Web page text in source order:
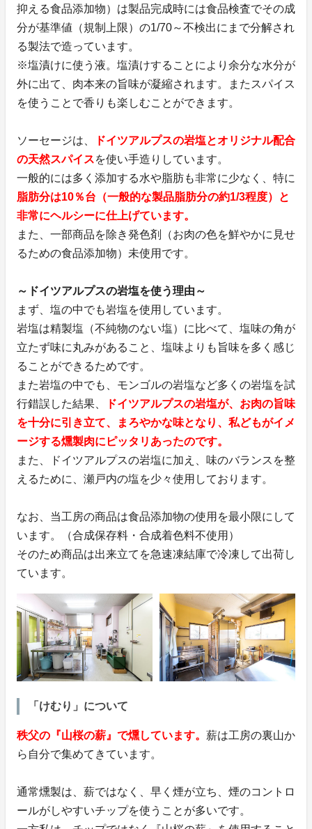
抑える食品添加物）は製品完成時には食品検査でその成
分が基準値（規制上限）の1/70～不検出にまで分解され
る製法で造っています。
※塩漬けに使う液。塩漬けすることにより余分な水分が
外に出て、肉本来の旨味が凝縮されます。またスパイス
を使うことで香りも楽しむことができます。
ソーセージは、
ドイツアルプスの岩塩とオリジナル配合
の天然スパイスを使い手造りしています。
一般的には多く添加する水や脂肪も非常に少なく、特に
脂肪分は10％台（一般的な製品脂肪分の約1/3程度）と
非常にヘルシーに仕上げています。
また、一部商品を除き発色剤（お肉の色を鮮やかに見せ
るための食品添加物）未使用です。
～ドイツアルプスの岩塩を使う理由～
まず、塩の中でも岩塩を使用しています。
岩塩は精製塩（不純物のない塩）に比べて、塩味の角が
立たず味に丸みがあること、塩味よりも旨味を多く感じ
ることができるためです。
また岩塩の中でも、モンゴルの岩塩など多くの岩塩を試
行錯誤した結果、
ドイツアルプスの岩塩が、お肉の旨味
を十分に引き立て、まろやかな味となり、私どもがイメ
ージする燻製肉にピッタリあったのです。
また、ドイツアルプスの岩塩に加え、味のバランスを整
えるために、瀬戸内の塩を少々使用しております。
なお、当工房の商品は食品添加物の使用を最小限にして
います。（合成保存料・合成着色料不使用）
そのため商品は出来立てを急速凍結庫で冷凍して出荷し
ています。
「けむり」について
秩父の『山桜の薪』で燻しています。 薪は工房の裏山か
ら自分で集めてきています。
通常燻製は、薪ではなく、早く煙が立ち、煙のコントロ
ールがしやすいチップを使うことが多いです。